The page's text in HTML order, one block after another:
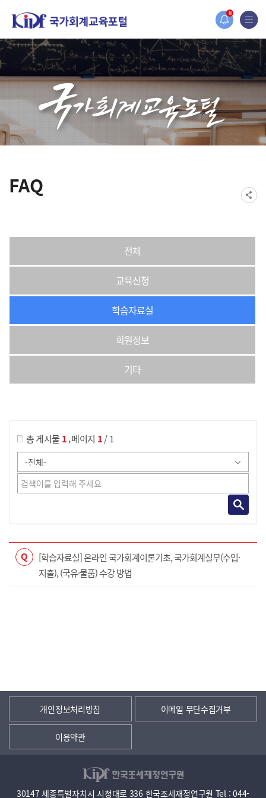
N
홈페이지가 새롭게 개편되었습니다.
한국조세재정연구원홈페이지가 새롭게 개설되었습니다.
FAQ
전체
교육신청
학습자료실
회원정보
기타
총 게시물 1,페이지 1/ 1
Q
[학습자료실] 온라인 국가회계이론기초, 국가회계실무(수입·
지출), (국유·물품) 수강 방법
개인정보처리방침 이메일 무단수집거부
이용약관
30147 세종특별자치시 시청대로 336 한국조세재정연구원 Tel : 044-